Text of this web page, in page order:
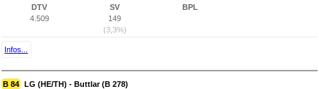
DTV
4.509
SV
149
(3,3%)
BPL
Infos...
B 84 LG (HE/TH) - Buttlar (B 278)